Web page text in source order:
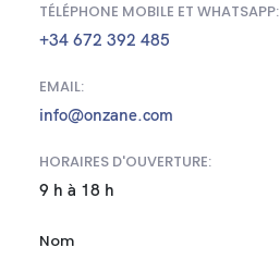
TÉLÉPHONE MOBILE ET WHATSAPP:
+34 672 392 485
EMAIL:
info@onzane.com
HORAIRES D'OUVERTURE:
9 h à 18 h
Nom